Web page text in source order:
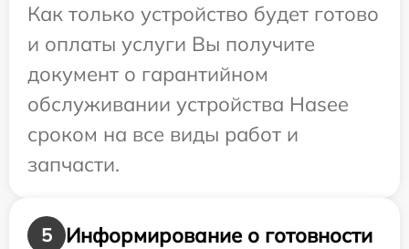
Как только устройство будет готово
и оплаты услуги Вы получите
документ о гарантийном
обслуживании устройства Hasee
сроком на все виды работ и
запчасти.
5
Информирование о готовности